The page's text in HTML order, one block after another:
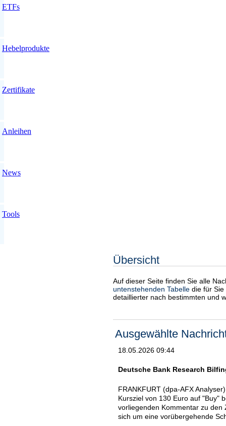
ETFs
Hebelprodukte
Zertifikate
Anleihen
News
Tools
Übersicht
Auf dieser Seite finden Sie alle
untenstehenden Tabelle die für
detaillierter nach bestimmten und
Ausgewählte
18.05.2026 09:44
Deutsche Bank Research
FRANKFURT (dpa-AFX
Kursziel von 130 Euro auf "Buy"
vorliegenden Kommentar zu
sich um eine vorübergehende